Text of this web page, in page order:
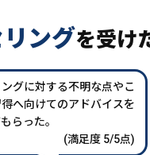
ングを受け
グに対する不明な点やこ
へ向けてのアドバイスを
らった。
(満足度 5/5点)